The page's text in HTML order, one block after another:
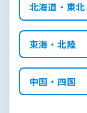
北海道・東北
東海・北陸
中国・四国